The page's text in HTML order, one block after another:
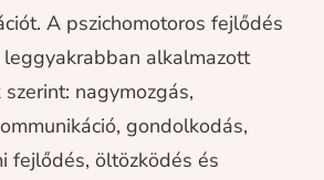
A pszichomotoros fejlődés
alkalmazott
nagymozgás,
gondolkodás,
fejlődés, öltözködés és